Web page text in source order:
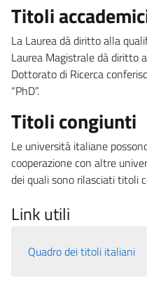
Titoli
La Laurea dà diritto alla
Laurea Magistrale dà diritto
Dottorato di Ricerca
“PhD”.
Titoli congiunti
Le università italiane
cooperazione con altre
dei quali sono rilasciati titoli
Link utili
Quadro dei titoli italiani